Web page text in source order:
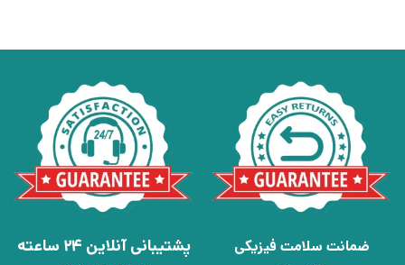
ضمانت سلامت فیزیکی
پشتیبانی آنلاین 24 ساعته